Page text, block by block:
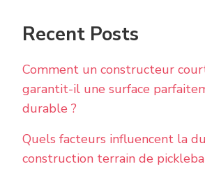
Recent Posts
Comment un constructeur
garantit-il une surface
durable ?
Quels facteurs influencent la
construction terrain de